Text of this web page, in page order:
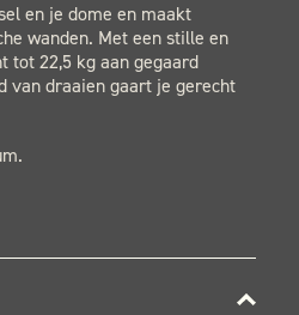
en je dome en maakt
wanden. Met een stille en
tot 22,5 kg aan gegaard
van draaien gaart je gerecht